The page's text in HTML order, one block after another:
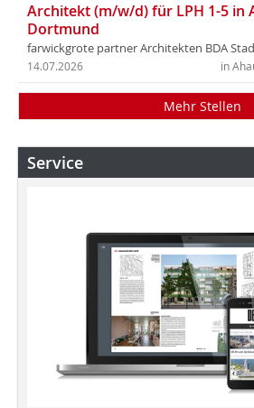
Architekt (m/w/d) für LPH 1-5 in
Dortmund
farwickgrote partner Architekten BDA
in
14.07.2026
Mehr Stellen
Service